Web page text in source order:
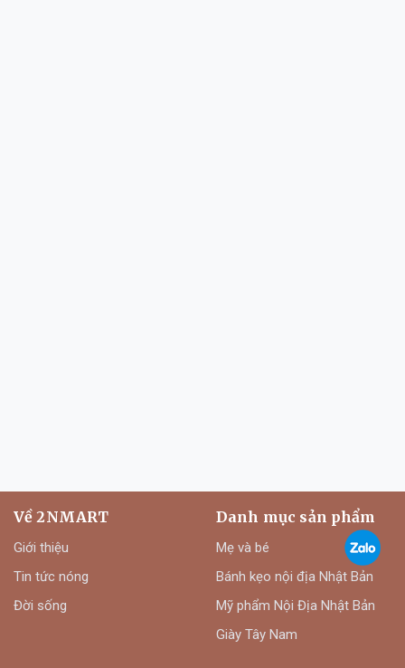
Về 2NMART
Giới thiệu
Tin tức nóng
Đời sống
Danh mục sản phẩm
Mẹ và bé
Bánh kẹo nội địa Nhật Bản
Mỹ phẩm Nội Địa Nhật Bản
Giày Tây Nam